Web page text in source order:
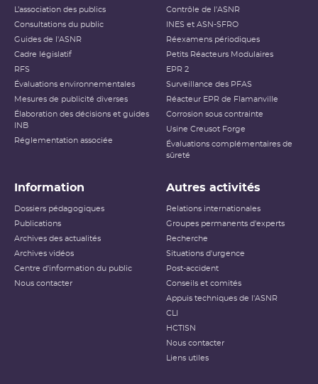
L’association des publics
Consultations du public
Guides de l'ASNR
Cadre législatif
RFS
Évaluations environnementales
Mesures de publicité diverses
Élaboration des décisions et guides
INB
Réglementation associée
Contrôle de l'ASNR
INES et ASN-SFRO
Réexamens périodiques
Petits Réacteurs Modulaires
EPR 2
Surveillance des PFAS
Réacteur EPR de Flamanville
Corrosion sous contrainte
Usine Creusot Forge
Évaluations complémentaires de
sûreté
Information
Dossiers pédagogiques
Publications
Archives des actualités
Archives vidéos
Centre d'information du public
Nous contacter
Autres activités
Relations internationales
Groupes permanents d'experts
Recherche
Situations d'urgence
Post-accident
Conseils et comités
Appuis techniques de l'ASNR
CLI
HCTISN
Nous contacter
Liens utiles